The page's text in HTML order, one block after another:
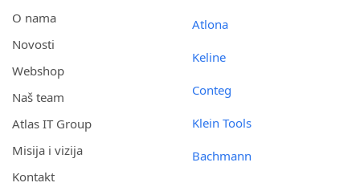
O nama
Novosti
Webshop
Naš team
Atlas IT Group
Misija i vizija
Kontakt
Atlona
Keline
Conteg
Klein Tools
Bachmann